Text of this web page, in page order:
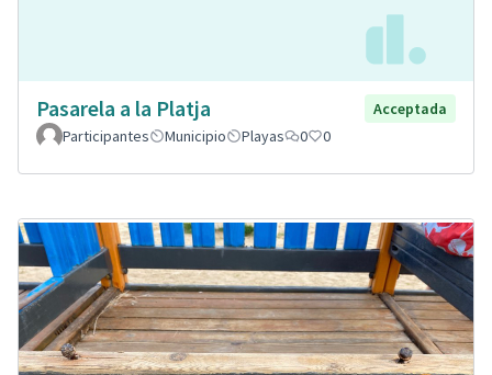
Pasarela a la Platja
Acceptada
Participantes
Municipio Playas 0 0